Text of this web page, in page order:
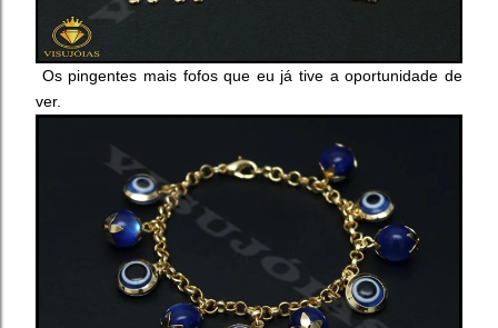
Os pingentes mais fofos que eu já tive a oportunidade de
ver.